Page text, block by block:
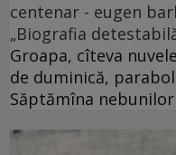
centenar - eugen
„Biografia
Groapa, cîteva
de duminică,
Săptămîna